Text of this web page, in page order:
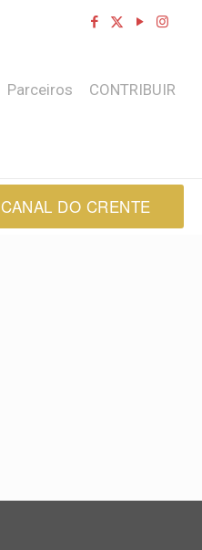
Parceiros CONTRIBUIR
CANAL DO CRENTE